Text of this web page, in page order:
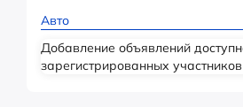
Авто
Добавление объявлений
зарегистрированных участников